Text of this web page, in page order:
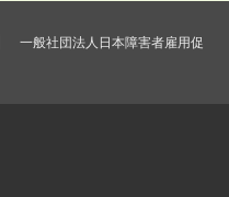
一般社団法人日本障害者雇用促